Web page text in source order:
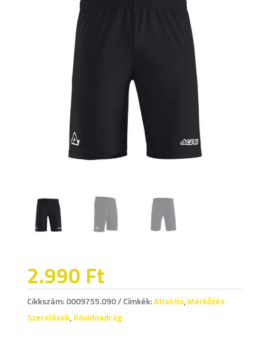
2.990 Ft
Cikkszám:0009755.090 Címkék:Atlantis,Mérkőzés
Szerelések,Rövidnadrág